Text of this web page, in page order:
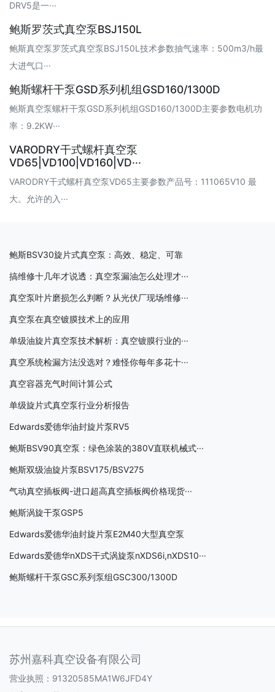
DRV5是一···
鲍斯罗茨式真空泵BSJ150L
鲍斯真空泵罗茨式真空泵BSJ150L技术参数抽气速率：500m3/h最
大进气口···
鲍斯螺杆干泵GSD系列机组GSD160/1300D
鲍斯真空泵螺杆干泵GSD系列机组GSD160/1300D主要参数电机功
率：9.2KW···
VARODRY干式螺杆真空泵
VD65|VD100|VD160|VD···
VARODRY干式螺杆真空泵VD65主要参数产品号：111065V10 最
大。允许的入···
鲍斯BSV30旋片式真空泵：高效、稳定、可靠
搞维修十几年才说透：真空泵漏油怎么处理才···
真空泵叶片磨损怎么判断？从光伏厂现场维修···
真空泵在真空镀膜技术上的应用
单级油旋片真空泵技术解析：真空镀膜行业的···
真空系统检漏方法没选对？难怪你每年多花十···
真空容器充气时间计算公式
单级旋片式真空泵行业分析报告
Edwards爱德华油封旋片泵RV5
鲍斯BSV90真空泵：绿色涂装的380V直联机械式···
鲍斯双级油旋片泵BSV175/BSV275
气动真空插板阀-进口超高真空插板阀价格现货···
鲍斯涡旋干泵GSP5
Edwards爱德华油封旋片泵E2M40大型真空泵
Edwards爱德华nXDS干式涡旋泵nXDS6i,nXDS10···
鲍斯螺杆干泵GSC系列泵组GSC300/1300D
苏州嘉科真空设备有限公司
营业执照：91320585MA1W6JFD4Y